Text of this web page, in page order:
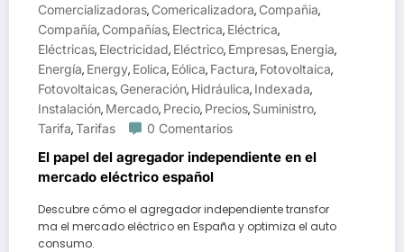
Comercializadoras, Comericalizadora, Compañia,
Compañía, Compañías, Electrica, Eléctrica,
Eléctricas, Electricidad, Eléctrico, Empresas, Energia,
Energía, Energy, Eolica, Eólica, Factura, Fotovoltaica,
Fotovoltaicas, Generación, Hidráulica, Indexada,
Instalación, Mercado, Precio, Precios, Suministro,
Tarifa,Tarifas 0 Comentarios
El papel del agregador independiente en el
mercado eléctrico español
Descubre cómo el agregador independiente transfor
ma el mercado eléctrico en España y optimiza el auto
consumo.